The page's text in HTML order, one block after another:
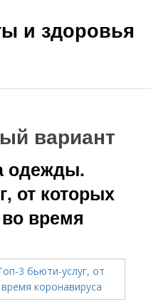
и здоровья
вариант
одежды.
от которых
во время